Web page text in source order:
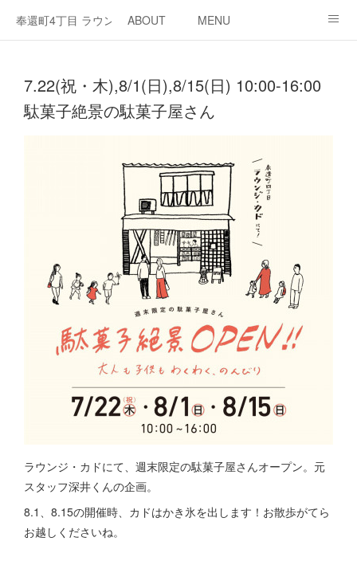
奉還町4丁目 ラウンジ・カド
ABOUT MENU
7.22(祝・木),8/1(日),8/15(日) 10:00-16:00
駄菓子絶景の駄菓子屋さん
ラウンジ・カドにて、週末限定の駄菓子屋さんオープン。元
スタッフ深井くんの企画。
8.1、8.15の開催時、カドはかき氷を出します！お散歩がてら
お越しくださいね。